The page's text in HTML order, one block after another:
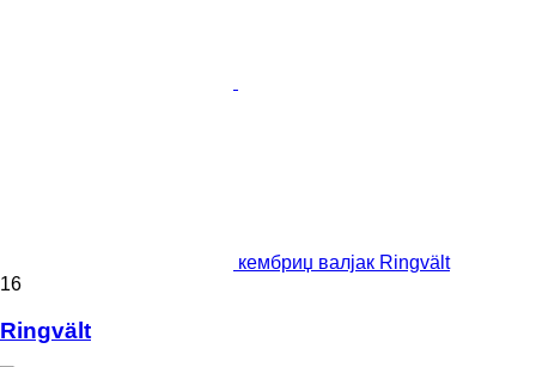
кембриџ валјак Ringvält
16
Ringvält